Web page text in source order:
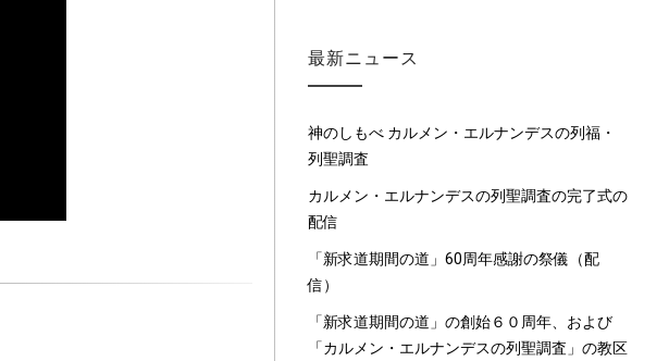
最新ニュース
神のしもべ カルメン・エルナンデスの列福・
列聖調査
カルメン・エルナンデスの列聖調査の完了式の
配信
「新求道期間の道」60周年感謝の祭儀（配
信）
「新求道期間の道」の創始６０周年、および
「カルメン・エルナンデスの列聖調査」の教区